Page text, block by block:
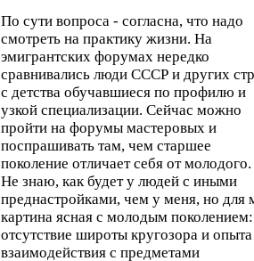
По сути вопроса - согласна, что надо
смотреть на практику жизни. На
эмигрантских форумах нередко
сравнивались люди СССР и других
с детства обучавшиеся по профилю и
узкой специализации. Сейчас можно
пройти на форумы мастеровых и
поспрашивать там, чем старшее
поколение отличает себя от молодого.
Не знаю, как будет у людей с иными
преднастройками, чем у меня, но для
картина ясная с молодым поколением:
отсутствие широты кругозора и опыта
взаимодействия с предметами